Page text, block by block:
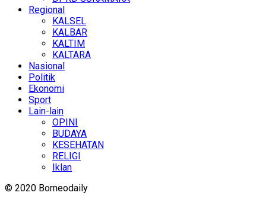
Regional
KALSEL
KALBAR
KALTIM
KALTARA
Nasional
Politik
Ekonomi
Sport
Lain-lain
OPINI
BUDAYA
KESEHATAN
RELIGI
Iklan
© 2020 Borneodaily